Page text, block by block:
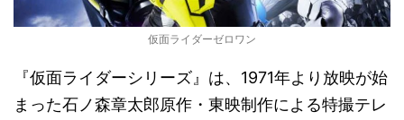
仮面ライダーゼロワン
『仮面ライダーシリーズ』は、1971年より放映が始
まった石ノ森章太郎原作・東映制作による特撮テレ